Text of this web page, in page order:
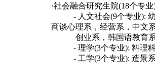
·社会融合研究生院(18个专业
- 人文社会(9个专业): 幼
商谈心理系，经营系，中文系
创业系，韩国语教育
- 理学(3个专业): 料理科
- 工学(3个专业): 造景系